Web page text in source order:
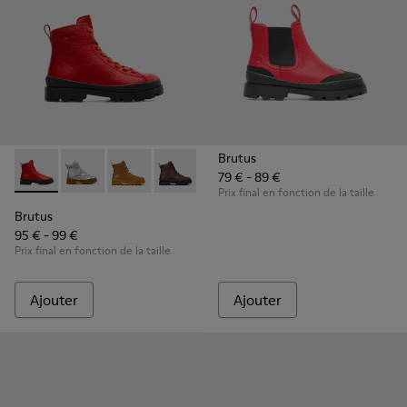
Brutus - K900179-004 - Red
Brutus - K900179-035
Brutus - K900179-032
Brutus - K900179-031
Brutus - K900179-027
Brutus - K900179-026
Brutus
95 € - 99 €
Prix final en fonction de la taille
Ajouter
Brutus
79 € - 89 €
Prix final en fonction de la taille
Ajouter